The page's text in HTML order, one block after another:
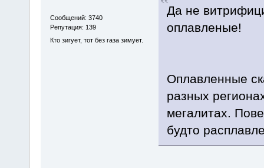
Сообщений: 3740
Репутация: 139
Кто зигует, тот без газа зимует.
Да не
оплавленые!
Оплавленные
разных
мегалитах.
будто